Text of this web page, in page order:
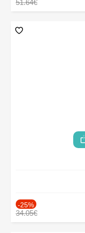
51.64€
-25%
34.05€